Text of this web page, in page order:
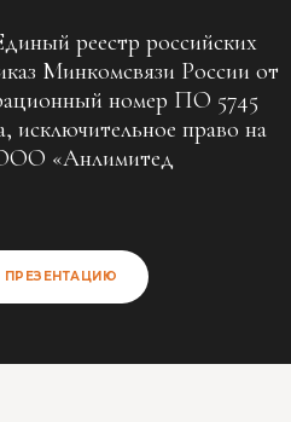
реестр российских
Минкомсвязи России от
номер ПО 5745
исключительное право на
«Анлимитед
ПРЕЗЕНТАЦИЮ